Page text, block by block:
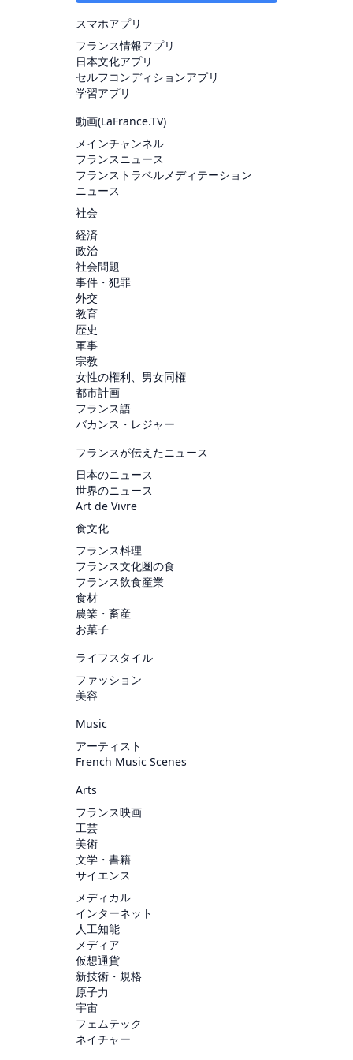
スマホアプリ
フランス情報アプリ
日本文化アプリ
セルフコンディションアプリ
学習アプリ
動画(LaFrance.TV)
メインチャンネル
フランスニュース
フランストラベルメディテーション
ニュース
社会
経済
政治
社会問題
事件・犯罪
外交
教育
歴史
軍事
宗教
女性の権利、男女同権
都市計画
フランス語
バカンス・レジャー
フランスが伝えたニュース
日本のニュース
世界のニュース
Art de Vivre
食文化
フランス料理
フランス文化圏の食
フランス飲食産業
食材
農業・畜産
お菓子
ライフスタイル
ファッション
美容
Music
アーティスト
French Music Scenes
Arts
フランス映画
工芸
美術
文学・書籍
サイエンス
メディカル
インターネット
人工知能
メディア
仮想通貨
新技術・規格
原子力
宇宙
フェムテック
ネイチャー